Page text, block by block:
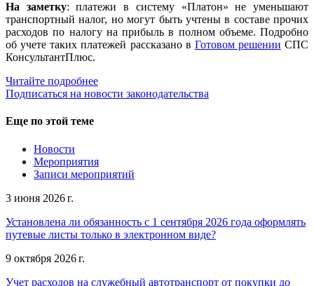
На заметку: платежи в систему «Платон» не уменьшают
транспортный налог, но могут быть учтены в составе прочих
расходов по налогу на прибыль в полном объеме. Подробно
об учете таких платежей рассказано в Готовом решении СПС
КонсультантПлюс.
Читайте подробнее
Подписаться на новости законодательства
Еще по этой теме
Новости
Мероприятия
Записи мероприятий
3 июня 2026 г.
Установлена ли обязанность с 1 сентября 2026 года оформлять
путевые листы только в электронном виде?
9 октября 2026 г.
Учет расходов на служебный автотранспорт от покупки до